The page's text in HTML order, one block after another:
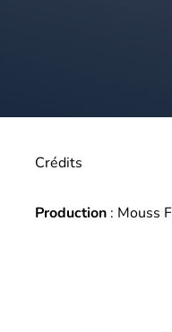
Crédits
Production : Mouss